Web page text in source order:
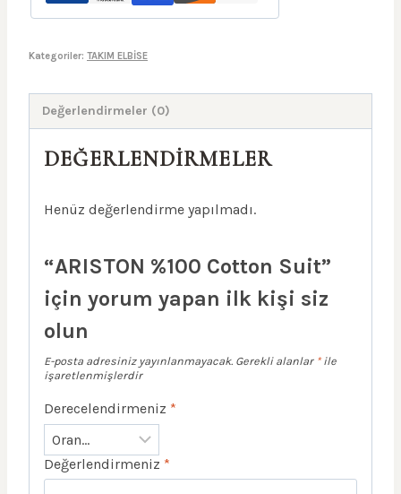
Kategoriler: TAKIM ELBİSE
Değerlendirmeler (0)
DEĞERLENDIRMELER
Henüz değerlendirme yapılmadı.
“ARISTON %100 Cotton Suit”
için yorum yapan ilk kişi siz
olun
E-posta adresiniz yayınlanmayacak. Gerekli alanlar *ile
işaretlenmişlerdir
Derecelendirmeniz *
Değerlendirmeniz *